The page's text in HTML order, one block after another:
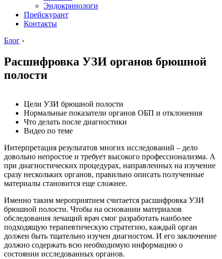
Эндокринологи
Прейскурант
Контакты
Блог ›
Расшифровка УЗИ органов брюшной
полости
Цели УЗИ брюшной полости
Нормальные показатели органов ОБП и отклонения
Что делать после диагностики
Видео по теме
Интерпретация результатов многих исследований – дело
довольно непростое и требует высокого профессионализма. А
при диагностических процедурах, направленных на изучение
сразу нескольких органов, правильно описать полученные
материалы становится еще сложнее.
Именно таким мероприятием считается расшифровка УЗИ
брюшной полости. Чтобы на основании материалов
обследования лечащий врач смог разработать наиболее
подходящую терапевтическую стратегию, каждый орган
должен быть тщательно изучен диагностом. И его заключение
должно содержать всю необходимую информацию о
состоянии исследованных органов.